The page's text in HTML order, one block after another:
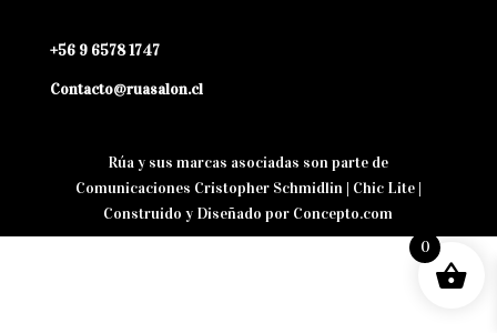
+56 9 6578 1747
Contacto@ruasalon.cl
Rúa y sus marcas asociadas son parte de
Comunicaciones Cristopher Schmidlin | Chic Lite |
Construido y Diseñado por Concepto.com
0